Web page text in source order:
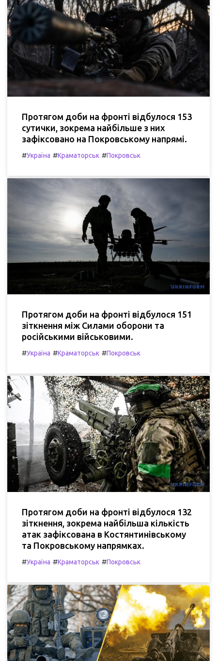
Протягом доби на фронті відбулося 153
сутички, зокрема найбільше з них
зафіксовано на Покровському напрямі.
#Україна #Краматорськ #Покровськ
Протягом доби на фронті відбулося 151
зіткнення між Силами оборони та
російськими військовими.
#Україна #Краматорськ #Покровськ
Протягом доби на фронті відбулося 132
зіткнення, зокрема найбільша кількість
атак зафіксована в Костянтинівському
та Покровському напрямках.
#Україна #Краматорськ #Покровськ